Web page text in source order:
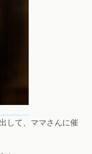
して、ママさんに催